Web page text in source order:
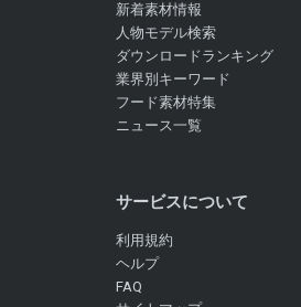
新着素材情報
人物モデル検索
ダウンロードランキング
業界別キーワード
フード素材特集
ニュース一覧
サービスについて
利用規約
ヘルプ
FAQ